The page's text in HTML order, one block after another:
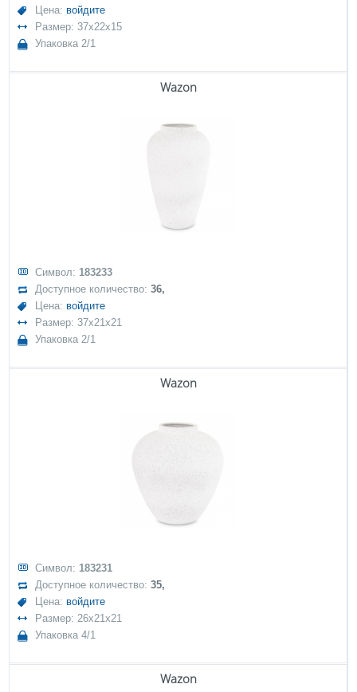
Цена: войдите
Размер: 37x22x15
Упаковка 2/1
Wazon
Символ: 183233
Доступное количество:36,
Цена: войдите
Размер: 37x21x21
Упаковка 2/1
Wazon
Символ: 183231
Доступное количество:35,
Цена: войдите
Размер: 26x21x21
Упаковка 4/1
Wazon